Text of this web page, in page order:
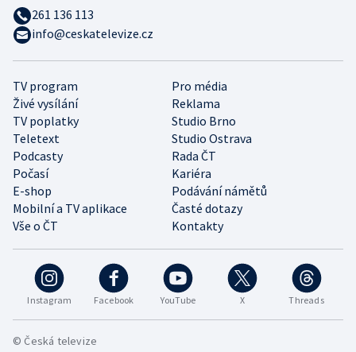
Instagram Facebook YouTube X Threads
TV program
Pro média
Živé vysílání
Reklama
TV poplatky
Studio Brno
Teletext
Studio Ostrava
Podcasty
Rada ČT
Počasí
Kariéra
E-shop
Podávání námětů
Mobilní a TV aplikace
Časté dotazy
Vše o ČT
Kontakty
261 136 113
info@ceskatelevize.cz
© Česká televize